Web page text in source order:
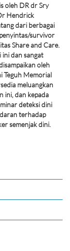
oleh DR dr Sry
Hendrick
dari berbagai
survivor
Share and Care.
ini dan sangat
oleh
Teguh Memorial
meluangkan
ini, dan kepada
deteksi dini
terhadap
semenjak dini.